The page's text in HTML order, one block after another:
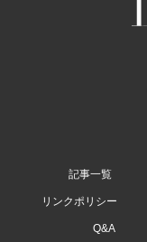
記事一覧
リンクポリシー
Q&A